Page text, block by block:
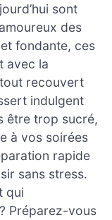
sont
des
fondante, ces
avec la
recouvert
indulgent
être trop sucré,
à vos soirées
rapide
sans stress.
qui
Préparez-vous